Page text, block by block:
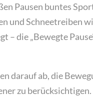
Pausen buntes
und Schneetreiben
– die „Bewegte
darauf ab, die
zu